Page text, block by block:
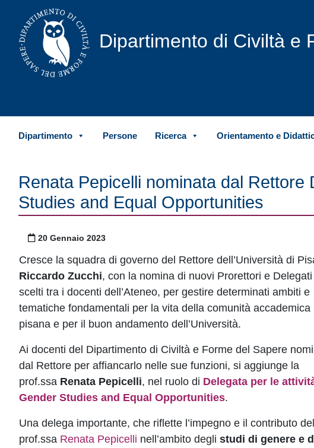
Vai al contenuto
Dipartimento di Civiltà e
Dipartimento Persone Ricerca Orientamento e
Renata Pepicelli nominata dal
Studies and Equal Opportunities
Pubblicato il
20 Gennaio 2023
Cresce la squadra di governo del Rettore dell’Università di
Riccardo Zucchi, con la nomina di nuovi Prorettori e Delegati
scelti tra i docenti dell’Ateneo, per gestire determinati ambiti e
tematiche fondamentali per la vita della comunità accademica
pisana e per il buon andamento dell’Università.
Ai docenti del Dipartimento di Civiltà e Forme del Sapere
dal Rettore per affiancarlo nelle sue funzioni, si aggiunge la
prof.ssa Renata Pepicelli, nel ruolo di Delegata per le
Gender Studies and Equal Opportunities.
Una delega importante, che riflette l’impegno e il contributo
prof.ssa Renata Pepicelli nell’ambito degli studi di genere e